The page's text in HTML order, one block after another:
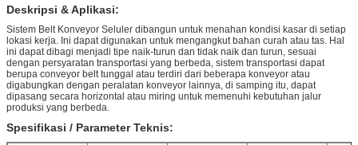
Deskripsi & Aplikasi:
Sistem Belt Konveyor Seluler dibangun untuk menahan kondisi kasar di setiap
lokasi kerja. Ini dapat digunakan untuk mengangkut bahan curah atau tas. Hal
ini dapat dibagi menjadi tipe naik-turun dan tidak naik dan turun, sesuai
dengan persyaratan transportasi yang berbeda, sistem transportasi dapat
berupa conveyor belt tunggal atau terdiri dari beberapa konveyor atau
digabungkan dengan peralatan konveyor lainnya, di samping itu, dapat
dipasang secara horizontal atau miring untuk memenuhi kebutuhan jalur
produksi yang berbeda.
Spesifikasi / Parameter Teknis: